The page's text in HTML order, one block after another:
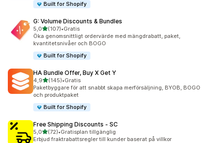
Built for Shopify
G: Volume Discounts & Bundles
5,0av 5 stjärnor
(107)
107 recensioner totalt
•Gratis
Öka genomsnittligt ordervärde med mängdrabatt, paket,
kvantitetsnivåer och BOGO
Built for Shopify
HA Bundle Offer, Buy X Get Y
4,9av 5 stjärnor
(145)
145 recensioner totalt
•Gratis
Paketbyggare för att snabbt skapa merförsäljning, BYOB, BOGO
och produktpaket
Built for Shopify
Free Shipping Discounts ‑ SC
5,0av 5 stjärnor
(72)
72 recensioner totalt
•Gratisplan tillgänglig
Erbjud fraktrabattsregler till kunder baserat på villkor